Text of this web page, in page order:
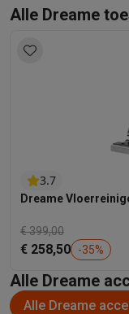
Alle Dreame
3.7
Dreame
€ 399,00
€ 258,50 -35%
Alle Dreame
Alle Dreame